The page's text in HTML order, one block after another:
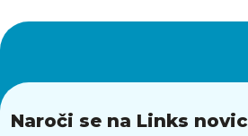
Naroči se na Links